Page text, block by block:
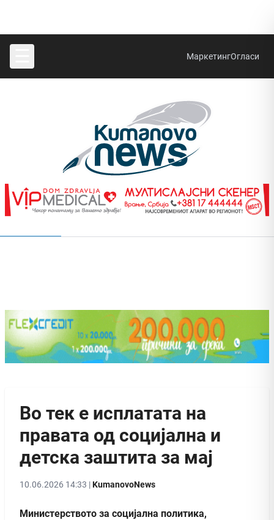
МаркетингОгласи
Во тек е исплатата на
правата од социјална и
детска заштита за мај
10.06.2026 14:33 |KumanovoNews
Министерството за социјална политика,